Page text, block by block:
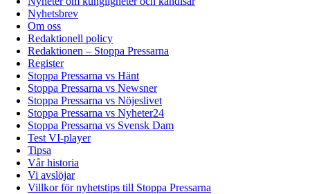
Nyhetsbrev
Om oss
Redaktionell policy
Redaktionen – Stoppa Pressarna
Register
Stoppa Pressarna vs Hänt
Stoppa Pressarna vs Newsner
Stoppa Pressarna vs Nöjeslivet
Stoppa Pressarna vs Nyheter24
Stoppa Pressarna vs Svensk Dam
Test VI-player
Tipsa
Vår historia
Vi avslöjar
Villkor för nyhetstips till Stoppa Pressarna